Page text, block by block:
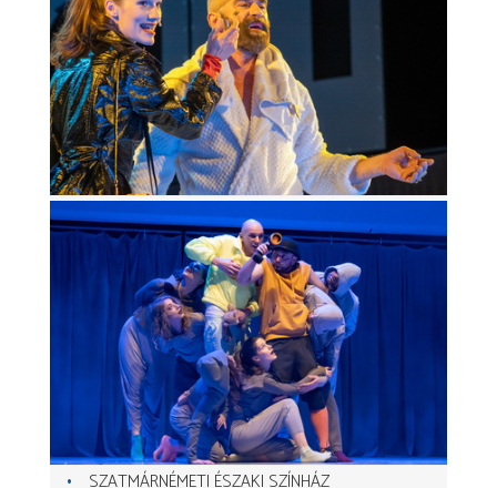
SZATMÁRNÉMETI ÉSZAKI SZÍNHÁZ